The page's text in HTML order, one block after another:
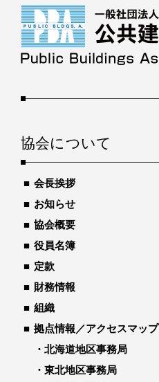
協会について
会長挨拶
お知らせ
協会概要
役員名簿
定款
財務情報
組織
拠点情報／アクセスマップ
北海道地区事務局
東北地区事務局